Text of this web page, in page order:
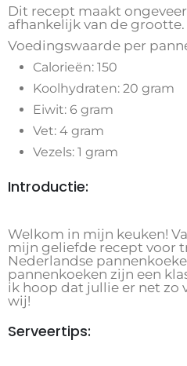
Dit recept maakt ongeveer
afhankelijk van de grootte.
Voedingswaarde per
Calorieën: 150
Koolhydraten: 20 gram
Eiwit: 6 gram
Vet: 4 gram
Vezels: 1 gram
Introductie:
Welkom in mijn keuken!
mijn geliefde recept voor
Nederlandse
pannenkoeken zijn een
ik hoop dat jullie er net zo
wij!
Serveertips: